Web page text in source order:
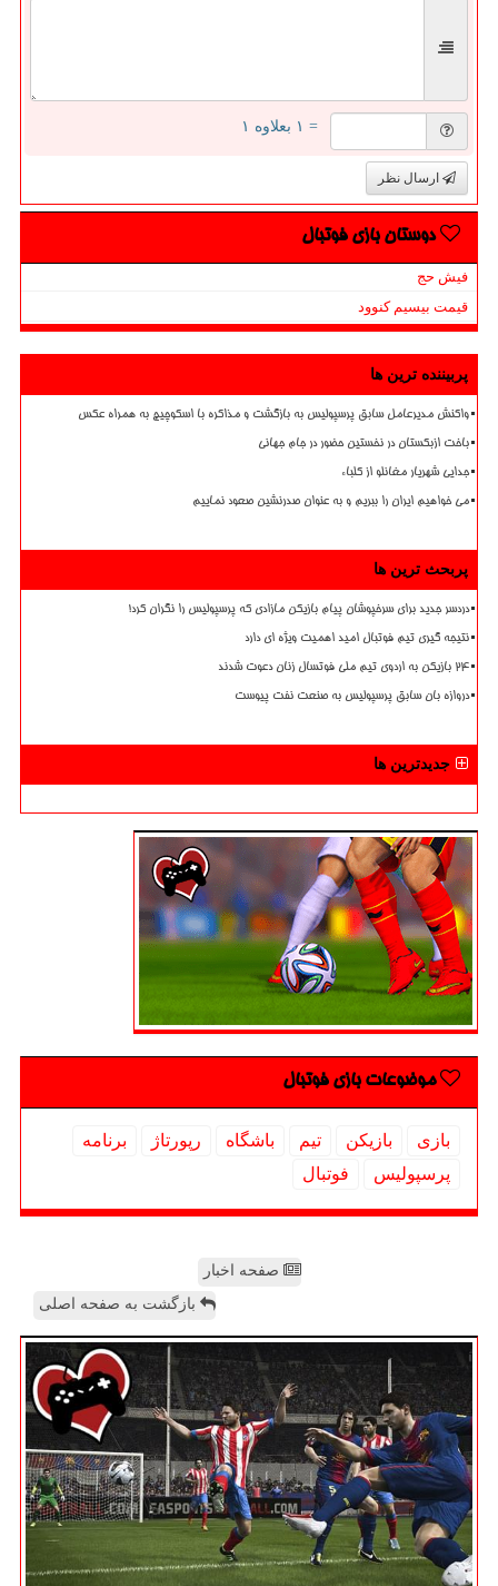
= ۱ بعلاوه ۱
ارسال نظر
دوستان بازی فوتبال
فیش حج
قیمت بیسیم کنوود
پربیننده ترین ها
واکنش مدیرعامل سابق پرسپولیس به بازگشت و مذاکره با اسکوچیچ به همراه عکس
باخت ازبکستان در نخستین حضور در جام جهانی
جدایی شهریار مغانلو از کلباء
می خواهیم ایران را ببریم و به عنوان صدرنشین صعود نماییم
پربحث ترین ها
دردسر جدید برای سرخپوشان پیام بازیکن مازادی که پرسپولیس را نگران کرد!
نتیجه گیری تیم فوتبال امید اهمیت ویژه ای دارد
۲۴ بازیکن به اردوی تیم ملی فوتسال زنان دعوت شدند
دروازه بان سابق پرسپولیس به صنعت نفت پیوست
جدیدترین ها
موضوعات بازی فوتبال
بازی بازیكن تیم باشگاه رپورتاژ
برنامه
پرسپولیس
فوتبال
صفحه اخبار
بازگشت به صفحه اصلی